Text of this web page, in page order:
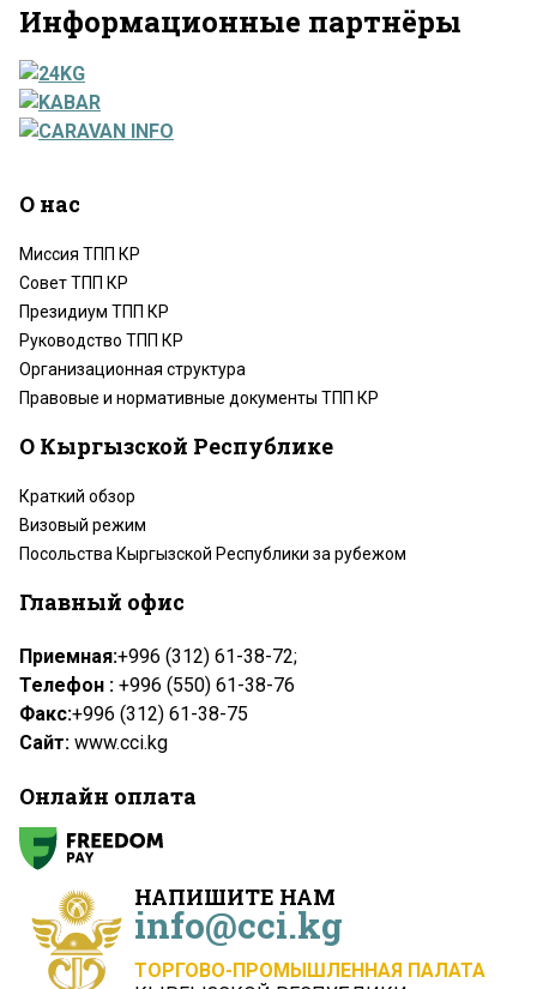
Информационные партнёры
НАПИШИТЕ НАМ
info@cci.kg
ТОРГОВО-ПРОМЫШЛЕННАЯ ПАЛАТА
О нас
Миссия ТПП КР
Совет ТПП КР
Президиум ТПП КР
Руководство ТПП КР
Организационная структура
Правовые и нормативные документы ТПП КР
О Кыргызской Республике
Краткий обзор
Визовый режим
Посольства Кыргызской Республики за рубежом
Главный офис
Приемная:+996 (312) 61-38-72;
Телефон : +996 (550) 61-38-76
Факс:+996 (312) 61-38-75
Сайт: www.cci.kg
Онлайн оплата